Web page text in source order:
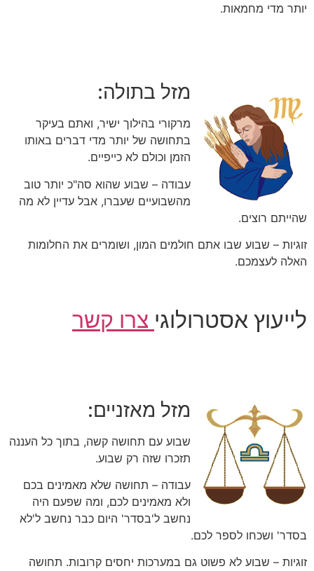
יותר מדי מחמאות.
מזל בתולה:
מרקורי בהילוך ישיר, ואתם בעיקר
בתחושה של יותר מדי דברים באותו
הזמן וכולם לא כייפיים.
עבודה – שבוע שהוא סה"כ יותר טוב
מהשבועיים שעברו, אבל עדיין לא מה
שהייתם רוצים.
זוגיות – שבוע שבו אתם חולמים המון, ושומרים את החלומות
האלה לעצמכם.
לייעוץ אסטרולוגי צרו קשר
מזל מאזניים:
שבוע עם תחושה קשה, בתוך כל העננה
תזכרו שזה רק שבוע.
עבודה – תחושה שלא מאמינים בכם
ולא מאמינים לכם, ומה שפעם היה
נחשב ל'בסדר' היום כבר נחשב ל'לא
בסדר' ושכחו לספר לכם.
זוגיות – שבוע לא פשוט גם במערכות יחסים קרובות. תחושה